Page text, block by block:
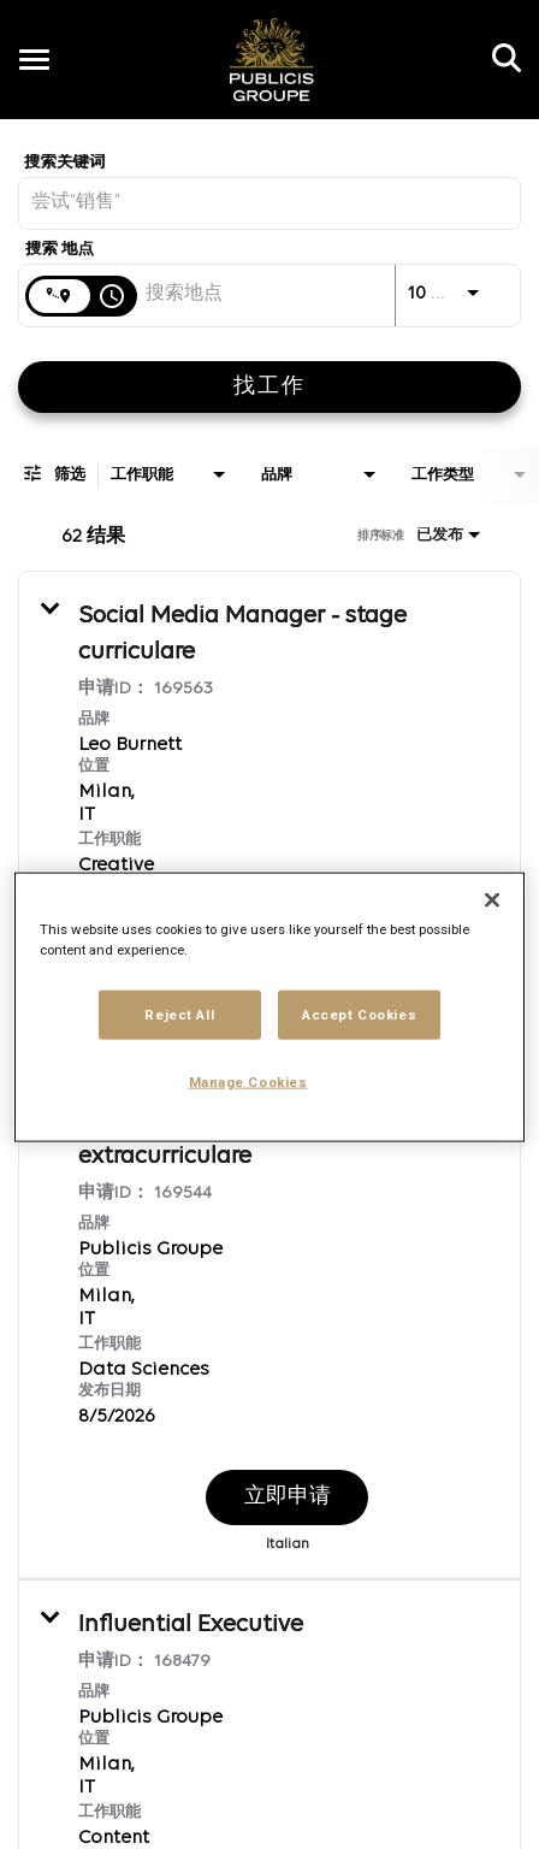
Toggle
CN
access_time 10 公里
找工作
筛选 工作职能 品牌 工作类型
62 结果 已发布
排序标准
Social Media Manager - stage
curriculare
申请ID： 169563
品牌
Leo Burnett
位置
Milan,
工作职能
Creative
立即申请
Italian
extracurriculare
申请ID： 169544
品牌
Publicis Groupe
位置
Milan,
工作职能
Data Sciences
发布日期
8/5/2026
立即申请
Italian
Influential Executive
申请ID： 168479
品牌
Publicis Groupe
位置
Milan,
工作职能
Content
This website uses cookies to give users like yourself the best possible
content and experience.
Reject All Accept Cookies
Manage Cookies